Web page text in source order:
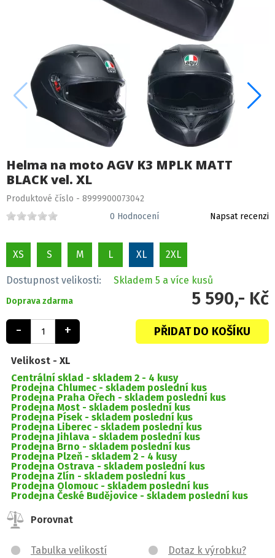
Helma na moto AGV K3 MPLK MATT
BLACK vel. XL
Produktové číslo - 8999900073042
0 Hodnocení Napsat recenzi
XS S M L XL 2XL
Dostupnost velikosti: Skladem 5 a více kusů
Doprava zdarma 5 590,- Kč
- + PŘIDAT DO KOŠÍKU
Velikost - XL
Centrální sklad - skladem 2 - 4 kusy
Prodejna Chlumec - skladem poslední kus
Prodejna Praha Ořech - skladem poslední kus
Prodejna Most - skladem poslední kus
Prodejna Písek - skladem poslední kus
Prodejna Liberec - skladem poslední kus
Prodejna Jihlava - skladem poslední kus
Prodejna Brno - skladem poslední kus
Prodejna Plzeň - skladem 2 - 4 kusy
Prodejna Ostrava - skladem poslední kus
Prodejna Zlín - skladem poslední kus
Prodejna Olomouc - skladem poslední kus
Prodejna České Budějovice - skladem poslední kus
Porovnat
Tabulka velikostí
Dotaz k výrobku?